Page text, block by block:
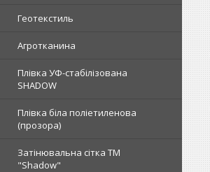
Геотекстиль
Агротканина
Плівка УФ-стабілізована
SHADOW
Плівка біла поліетиленова
(прозора)
Затінювальна сітка ТМ
"Shadow"